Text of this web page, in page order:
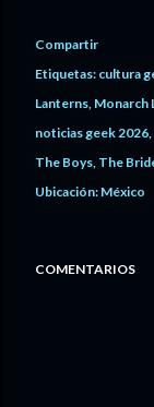
Compartir
Etiquetas: cultura
Lanterns Monarch
noticias geek 2026
The Boys The
Ubicación: México
COMENTARIOS